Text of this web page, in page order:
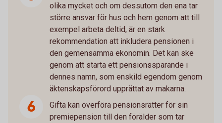
olika mycket och om dessutom den ena tar
större ansvar för hus och hem genom att till
exempel arbeta deltid, är en stark
rekommendation att inkludera pensionen i
den gemensamma ekonomin. Det kan ske
genom att starta ett pensionssparande i
dennes namn, som enskild egendom genom
äktenskapsförord upprättat av makarna.
Gifta kan överföra pensionsrätter för sin
premiepension till den förälder som tar